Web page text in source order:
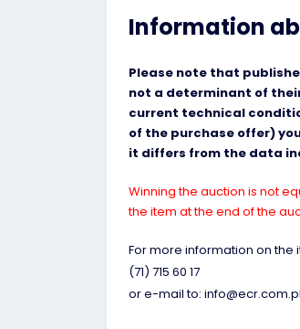
Information
Please note that
not a determinant of
current technical
of the purchase offer)
it differs from the data
Winning the auction is not
the item at the end of the
For more information on
(71) 715 60 17
or e-mail to: info@ecr.com.pl